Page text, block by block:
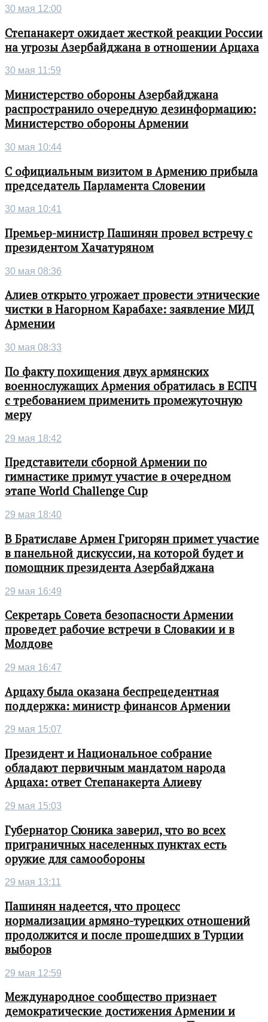
30 мая 12:00
Степанакерт ожидает жесткой реакции России
на угрозы Азербайджана в отношении Арцаха
30 мая 11:59
Министерство обороны Азербайджана
распространило очередную дезинформацию:
Министерство обороны Армении
30 мая 10:44
С официальным визитом в Армению прибыла
председатель Парламента Словении
30 мая 10:41
Премьер-министр Пашинян провел встречу с
президентом Хачатуряном
30 мая 08:36
Алиев открыто угрожает провести этнические
чистки в Нагорном Карабахе: заявление МИД
Армении
30 мая 08:33
По факту похищения двух армянских
военнослужащих Армения обратилась в ЕСПЧ
с требованием применить промежуточную
меру
29 мая 18:42
Представители сборной Армении по
гимнастике примут участие в очередном
этапе World Challenge Cup
29 мая 18:40
В Братиславе Армен Григорян примет участие
в панельной дискуссии, на которой будет и
помощник президента Азербайджана
29 мая 16:49
Секретарь Совета безопасности Армении
проведет рабочие встречи в Словакии и в
Молдове
29 мая 16:47
Арцаху была оказана беспрецедентная
поддержка: министр финансов Армении
29 мая 15:07
Президент и Национальное собрание
обладают первичным мандатом народа
Арцаха: ответ Степанакерта Алиеву
29 мая 15:03
Губернатор Сюника заверил, что во всех
приграничных населенных пунктах есть
оружие для самообороны
29 мая 13:11
Пашинян надеется, что процесс
нормализации армяно-турецких отношений
продолжится и после прошедших в Турции
выборов
29 мая 12:59
Международное сообщество признает
демократические достижения Армении и